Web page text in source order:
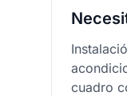
cuadro